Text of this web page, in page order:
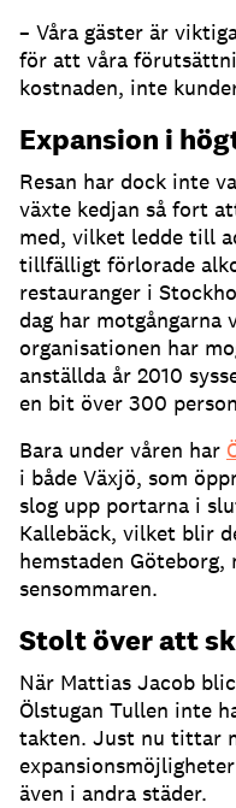
– Våra gäster är
för att våra
kostnaden, inte
Expansion i
Resan har dock inte
växte kedjan så fort
med, vilket ledde till
tillfälligt förlorade
restauranger i
dag har
organisationen har
anställda år 2010
en bit över 300
Bara under våren har
i både Växjö, som
slog upp portarna i
Kallebäck, vilket blir
hemstaden
sensommaren.
Stolt över att
När Mattias Jacob
Ölstugan Tullen inte
takten. Just nu tittar
även i andra städer.